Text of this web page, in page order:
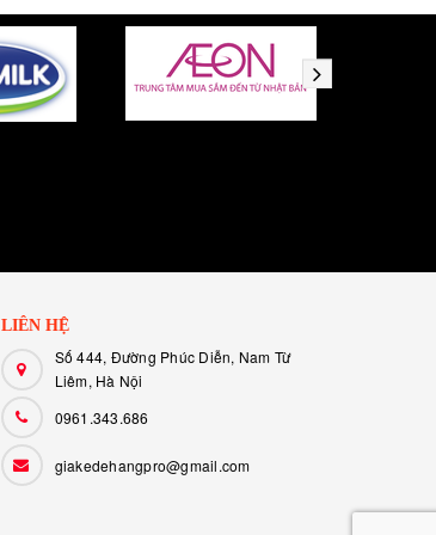
LIÊN HỆ
Số 444, Đường Phúc Diễn, Nam Từ
Liêm, Hà Nội
0961.343.686
giakedehangpro@gmail.com